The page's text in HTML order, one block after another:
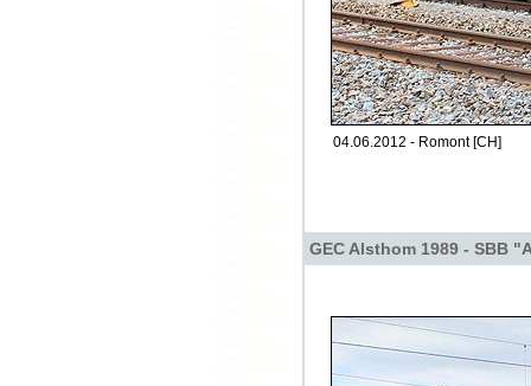
04.06.2012 - Romont [CH]
GEC Alsthom 1989 - SBB